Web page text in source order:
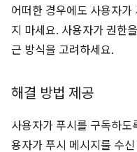
어떠한 경우에도 사용자
지 마세요. 사용자가 권한
근 방식을 고려하세요.
해결 방법 제공
사용자가 푸시를 구독하
용자가 푸시 메시지를 수